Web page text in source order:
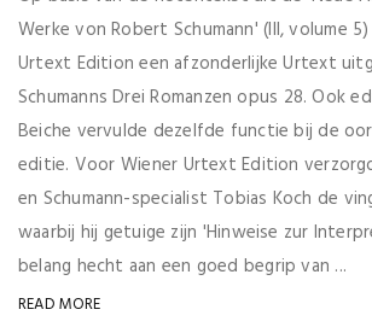
Werke von Robert Schumann' (III, volume
Urtext Edition een afzonderlijke Urtext
Schumanns Drei Romanzen opus 28. Ook
Beiche vervulde dezelfde functie bij de
editie. Voor Wiener Urtext Edition
en Schumann-specialist Tobias Koch de
waarbij hij getuige zijn 'Hinweise zur
belang hecht aan een goed begrip van ...
READ MORE